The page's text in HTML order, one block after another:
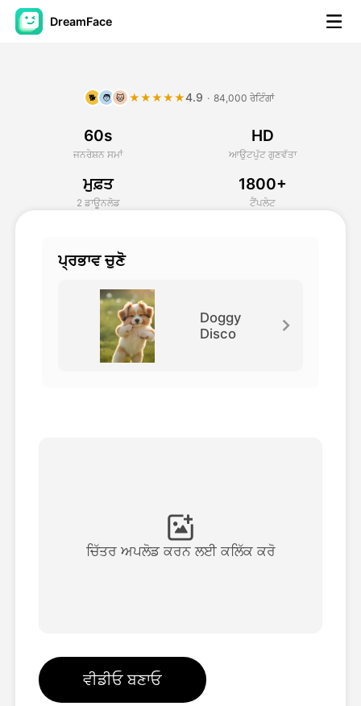
DreamFace
ਅਵਤਾਰ ਵੀਡੀਓ
ਏਆਈ ਵੀਡੀਓ
ਬਲੌਗ
🐕 🧑 🐱 ★★★★★4.9 · 84,000 ਰੇਟਿੰਗਾਂ
60s
ਜਨਰੇਸ਼ਨ ਸਮਾਂ
HD
ਆਉਟਪੁੱਟ ਗੁਣਵੱਤਾ
ਮੁਫ਼ਤ
2 ਡਾਊਨਲੋਡ
1800+
ਟੈਂਪਲੇਟ
ਪ੍ਰਭਾਵ ਚੁਣੋ
Doggy
Disco
ਚਿੱਤਰ ਅਪਲੋਡ ਕਰਨ ਲਈ ਕਲਿੱਕ ਕਰੋ
ਵੀਡੀਓ ਬਣਾਓ